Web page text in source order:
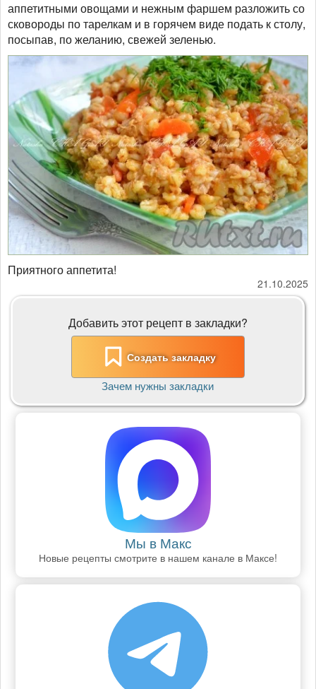
аппетитными овощами и нежным фаршем разложить со
сковороды по тарелкам и в горячем виде подать к столу,
посыпав, по желанию, свежей зеленью.
Приятного аппетита!
21.10.2025
Добавить этот рецепт в закладки?
Создать закладку
Зачем нужны закладки
Мы в Макс
Новые рецепты смотрите в нашем канале в Максе!